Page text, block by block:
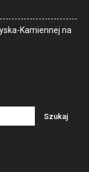
Kamiennej na